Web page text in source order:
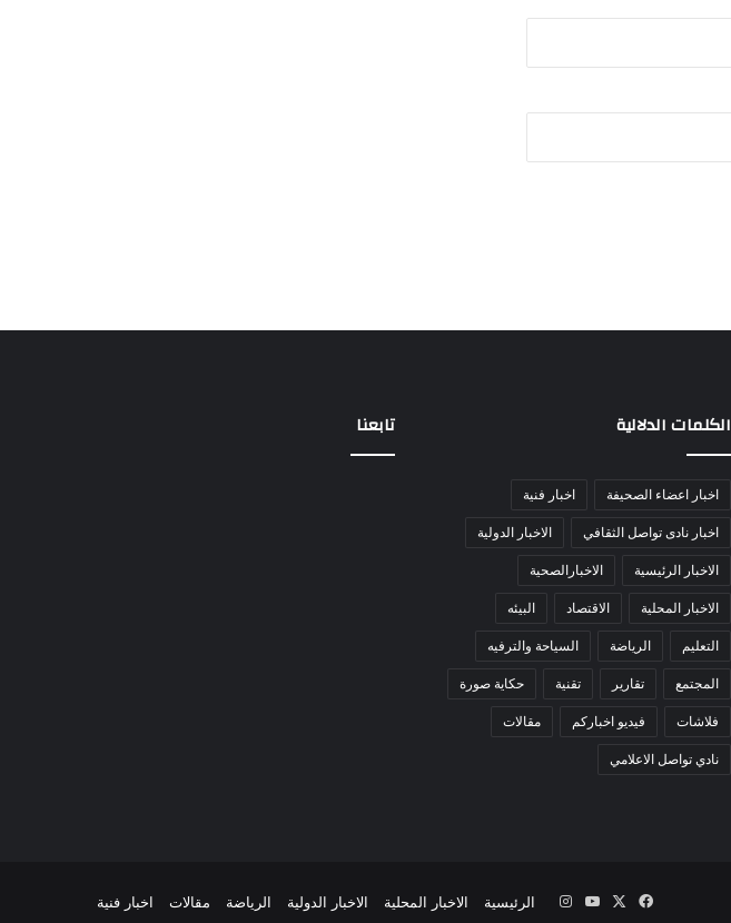
الكلمات الدلالية
اخبار اعضاء الصحيفة اخبار فنية
اخبار نادى تواصل الثقافي الاخبار الدولية
الاخبار الرئيسية الاخبارالصحية
الاخبار المحلية الاقتصاد البيئه
التعليم الرياضة السياحة والترفيه
المجتمع تقارير تقنية حكاية صورة
فلاشات فيديو اخباركم مقالات
نادي تواصل الاعلامي
تابعنا
الرئيسية الاخبار المحلية الاخبار الدولية الرياضة مقالات اخبار فنية فيسبوك ‫YouTube
انستقرام